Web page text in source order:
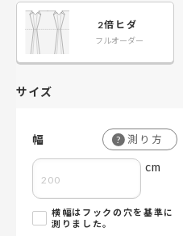
2倍ヒダ
フルオーダー
サイズ
幅 ? 測り方
cm
横幅はフックの穴を基準に
測りました。